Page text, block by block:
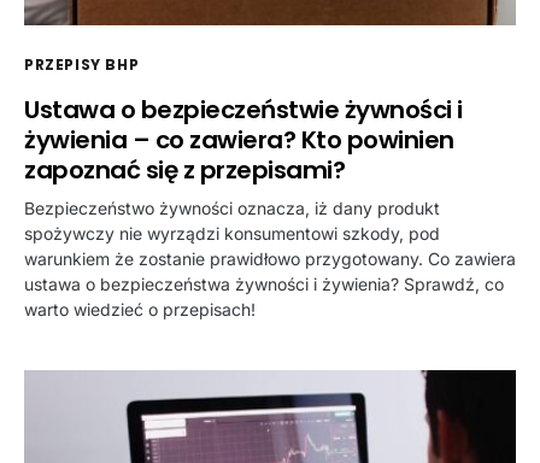
PRZEPISY BHP
Ustawa o bezpieczeństwie żywności i
żywienia – co zawiera? Kto powinien
zapoznać się z przepisami?
Bezpieczeństwo żywności oznacza, iż dany produkt
spożywczy nie wyrządzi konsumentowi szkody, pod
warunkiem że zostanie prawidłowo przygotowany. Co zawiera
ustawa o bezpieczeństwa żywności i żywienia? Sprawdź, co
warto wiedzieć o przepisach!